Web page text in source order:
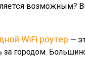
возможным?
WiFi роутер —
за городом.